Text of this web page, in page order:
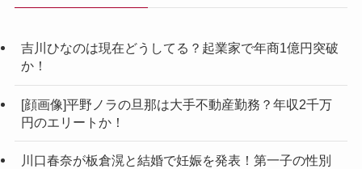
吉川ひなのは現在どうしてる？起業家で年商1億円突破
か！
[顔画像]平野ノラの旦那は大手不動産勤務？年収2千万
円のエリートか！
川口春奈が板倉滉と結婚で妊娠を発表！第一子の性別